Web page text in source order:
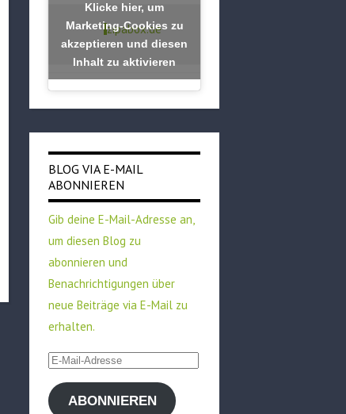
zipabox.de
Klicke hier, um
Marketing-Cookies zu
akzeptieren und diesen
Inhalt zu aktivieren
BLOG VIA E-MAIL
ABONNIEREN
Gib deine E-Mail-Adresse an,
um diesen Blog zu
abonnieren und
Benachrichtigungen über
neue Beiträge via E-Mail zu
erhalten.
E-
Mail-
AdresseABONNIEREN